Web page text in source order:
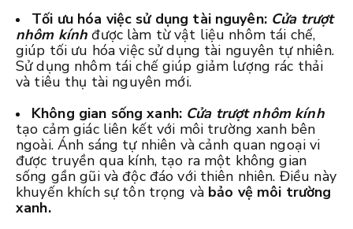
Tối ưu hóa việc sử dụng tài nguyên: Cửa trượt
nhôm kính được làm từ vật liệu nhôm tái chế,
giúp tối ưu hóa việc sử dụng tài nguyên tự nhiên.
Sử dụng nhôm tái chế giúp giảm lượng rác thải
và tiêu thụ tài nguyên mới.
Không gian sống xanh: Cửa trượt nhôm kính
tạo cảm giác liên kết với môi trường xanh bên
ngoài. Ánh sáng tự nhiên và cảnh quan ngoại vi
được truyền qua kính, tạo ra một không gian
sống gần gũi và độc đáo với thiên nhiên. Điều này
khuyến khích sự tôn trọng và bảo vệ môi trường
xanh.